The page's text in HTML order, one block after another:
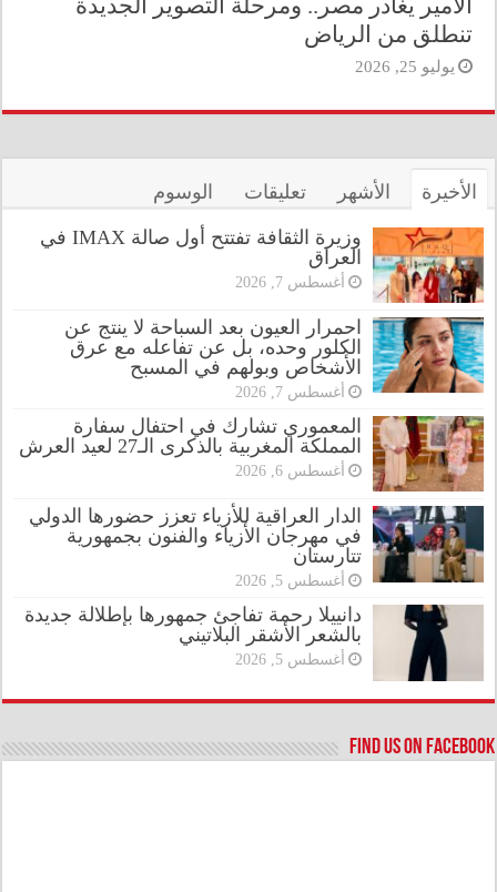
الأمير يغادر مصر.. ومرحلة التصوير الجديدة
تنطلق من الرياض
يوليو 25, 2026
الأخيرة الأشهر تعليقات الوسوم
وزيرة الثقافة تفتتح أول صالة IMAX في
العراق
أغسطس 7, 2026
احمرار العيون بعد السباحة لا ينتج عن
الكلور وحده، بل عن تفاعله مع عرق
الأشخاص وبولهم في المسبح
أغسطس 7, 2026
المعموري تشارك في احتفال سفارة
المملكة المغربية بالذكرى الـ27 لعيد العرش
أغسطس 6, 2026
الدار العراقية للأزياء تعزز حضورها الدولي
في مهرجان الأزياء والفنون بجمهورية
تتارستان
أغسطس 5, 2026
دانييلا رحمة تفاجئ جمهورها بإطلالة جديدة
بالشعر الأشقر البلاتيني
أغسطس 5, 2026
Find us on Facebook